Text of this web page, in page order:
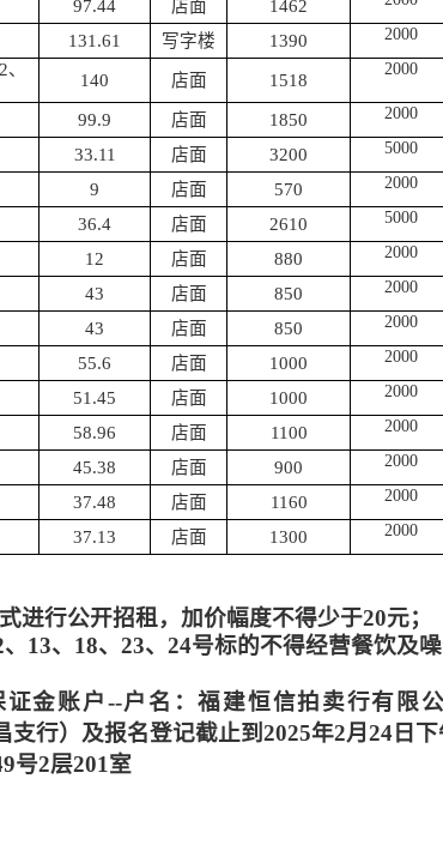
97.44 店面 1462
131.61 写字楼 1390 2000
140 店面 1518
2000
99.9 店面 1850 2000
33.11 店面 3200 5000
9 店面 570 2000
36.4 店面 2610 5000
12 店面 880 2000
43 店面 850 2000
43 店面 850 2000
55.6 店面 1000 2000
51.45 店面 1000 2000
58.96 店面 1100 2000
45.38 店面 900 2000
37.48 店面 1160 2000
37.13 店面 1300 2000
进行公开招租 ，加价幅度不得少于20元；
、 13、18、23、24号标的不得经营餐饮及
金账户--户名：福建恒信拍卖行有限
支行） 及报名登记截止到 2025年2月 24 日
号2层201室